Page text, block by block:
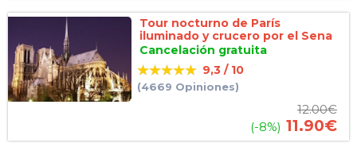
Tour nocturno de París
iluminado y crucero por el Sena
Cancelación gratuita
9,3 / 10
(4669 Opiniones)
12.00€
(-8%) 11.90€